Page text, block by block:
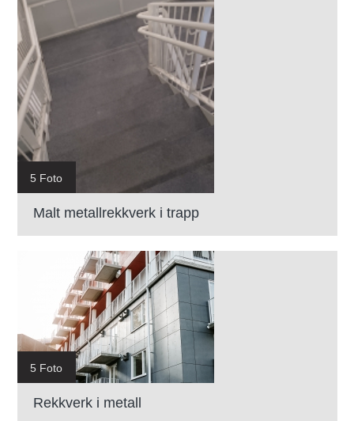
5 Foto
Malt metallrekkverk i trapp
5 Foto
Rekkverk i metall